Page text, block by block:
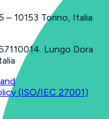
– 10153 Torino, Italia
Lungo Dora
(ISO/IEC 27001)